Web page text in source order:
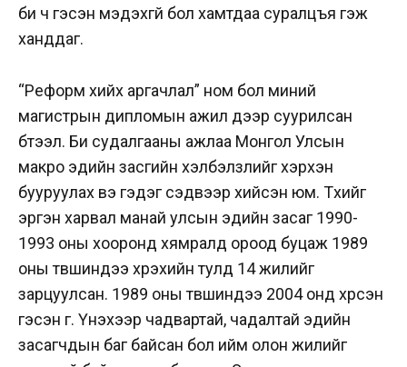
би ч гэсэн мэдэхгүй бол хамтдаа суралцъя гэж
ханддаг.
“Реформ хийх аргачлал” ном бол миний
магистрын дипломын ажил дээр суурилсан
бүтээл. Би судалгааны ажлаа Монгол Улсын
макро эдийн засгийн хэлбэлзлийг хэрхэн
бууруулах вэ гэдэг сэдвээр хийсэн юм. Түүхийг
эргэн харвал манай улсын эдийн засаг 1990-
1993 оны хооронд хямралд ороод буцаж 1989
оны түвшиндээ хүрэхийн тулд 14 жилийг
зарцуулсан. 1989 оны түвшиндээ 2004 онд хүрсэн
гэсэн үг. Үнэхээр чадвартай, чадалтай эдийн
засагчдын баг байсан бол ийм олон жилийг